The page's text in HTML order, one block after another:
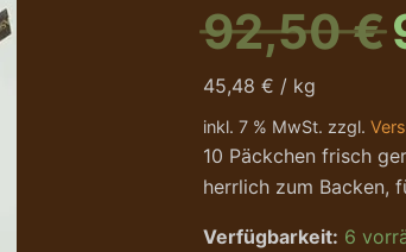
92,50€
45,48 € / kg
inkl. 7 % MwSt. zzgl.
10 Päckchen frisch
herrlich zum Backen,
Verfügbarkeit: 6
Azienda
Barroero
Menge